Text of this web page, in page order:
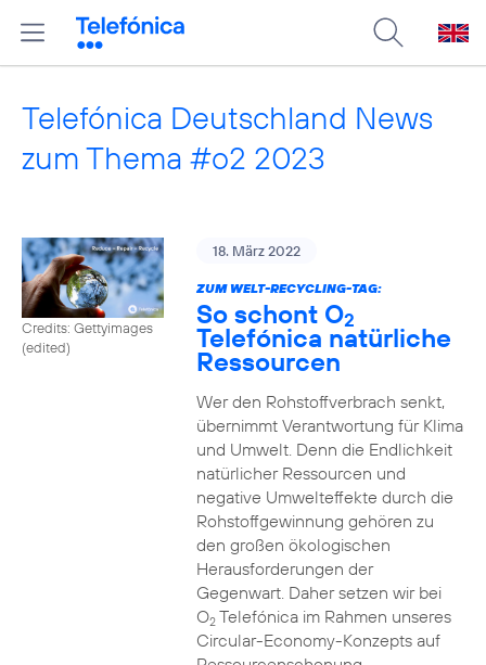
Telefónica Deutschland News
zum Thema #o2 2023
Credits: Gettyimages
(edited)
18. März 2022
ZUM WELT-RECYCLING-TAG:
So schont O2
Telefónica natürliche
Ressourcen
Wer den Rohstoffverbrach senkt,
übernimmt Verantwortung für Klima
und Umwelt. Denn die Endlichkeit
natürlicher Ressourcen und
negative Umwelteffekte durch die
Rohstoffgewinnung gehören zu
den großen ökologischen
Herausforderungen der
Gegenwart. Daher setzen wir bei
O2Telefónica im Rahmen unseres
Circular-Economy-Konzepts auf